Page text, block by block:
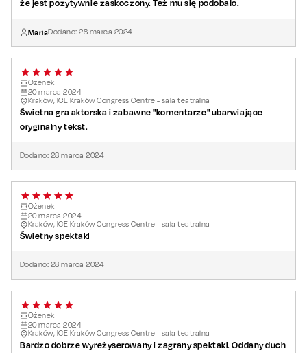
że jest pozytywnie zaskoczony. Też mu się podobało.
MariaDodano:28 marca 2024
Ożenek
20marca 2024
Kraków, ICE Kraków Congress Centre - sala teatralna
Świetna gra aktorska i zabawne "komentarze" ubarwiające
oryginalny tekst.
Dodano: 28 marca 2024
Ożenek
20marca 2024
Kraków, ICE Kraków Congress Centre - sala teatralna
Świetny spektakl
Dodano: 28 marca 2024
Ożenek
20marca 2024
Kraków, ICE Kraków Congress Centre - sala teatralna
Bardzo dobrze wyreżyserowany i zagrany spektakl. Oddany duch